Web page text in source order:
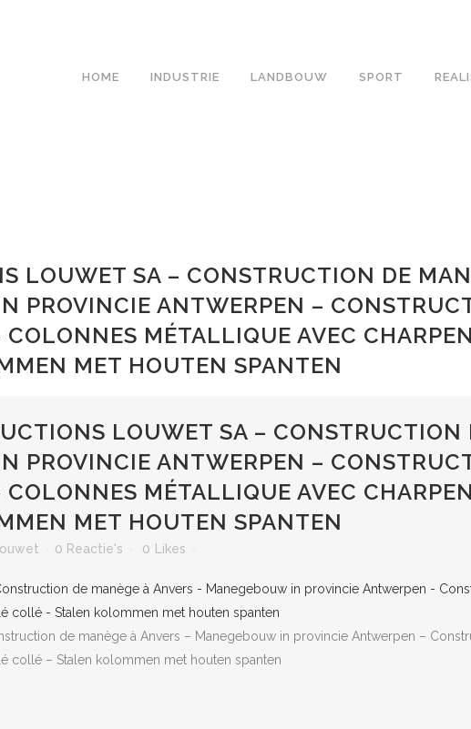
HOME INDUSTRIE LANDBOUW SPORT
LOUWET SA – CONSTRUCTION DE
PROVINCIE ANTWERPEN –
MÉTALLIQUE AVEC
MET HOUTEN SPANTEN
LOUWET SA – CONSTRUCTION
PROVINCIE ANTWERPEN –
MÉTALLIQUE AVEC
MET HOUTEN SPANTEN
Louwet 0 Reactie's 0 Likes
de manège à Anvers – Manegebouw in provincie Antwerpen –
collé – Stalen kolommen met houten spanten